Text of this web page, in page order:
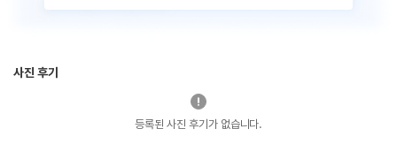
사진 후기
등록된 사진 후기가 없습니다.